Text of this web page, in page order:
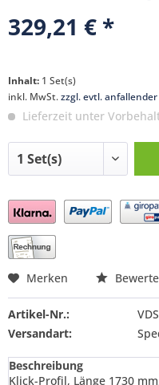
329,21 € *
Inhalt: 1 Set(s)
inkl. MwSt.zzgl. evtl.
Lieferzeit unter
Preis anfragen
Merken
Artikel-Nr.:
Versandart:
Beschreibung
Klick-Profil, Länge 1730